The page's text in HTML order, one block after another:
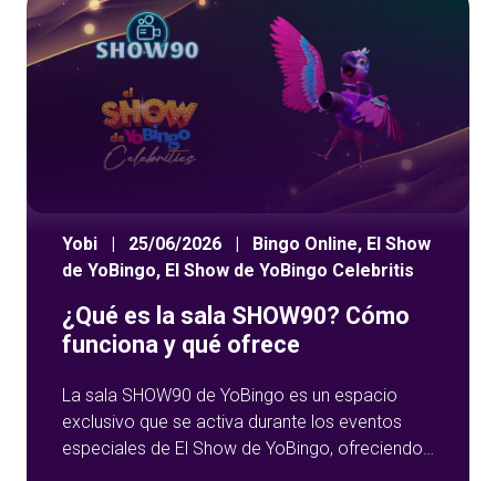
Yobi | 25/06/2026 | Bingo Online, El Show
de YoBingo, El Show de YoBingo Celebritis
¿Qué es la sala SHOW90? Cómo
funciona y qué ofrece
La sala SHOW90 de YoBingo es un espacio
exclusivo que se activa durante los eventos
especiales de El Show de YoBingo, ofreciendo